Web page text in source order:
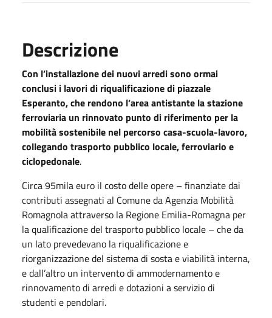
Descrizione
Con l’installazione dei nuovi arredi sono ormai
conclusi i lavori di riqualificazione di piazzale
Esperanto, che rendono l’area antistante la stazione
ferroviaria un rinnovato punto di riferimento per la
mobilità sostenibile nel percorso casa-scuola-lavoro,
collegando trasporto pubblico locale, ferroviario e
ciclopedonale.
Circa 95mila euro il costo delle opere – finanziate dai
contributi assegnati al Comune da Agenzia Mobilità
Romagnola attraverso la Regione Emilia-Romagna per
la qualificazione del trasporto pubblico locale – che da
un lato prevedevano la riqualificazione e
riorganizzazione del sistema di sosta e viabilità interna,
e dall’altro un intervento di ammodernamento e
rinnovamento di arredi e dotazioni a servizio di
studenti e pendolari.